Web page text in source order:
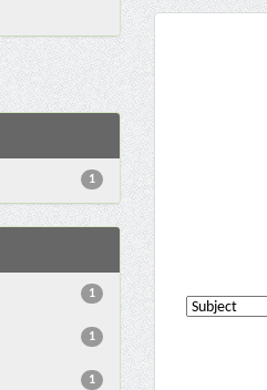
1
1
1
1